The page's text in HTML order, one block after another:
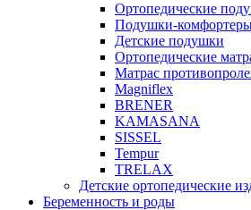
Ортопедические
Подушки-
Детские подушки
Ортопедические
Матрас
Magniflex
BRENER
KAMASANA
SISSEL
Tempur
TRELAX
Детские ортопедические
Беременность и роды